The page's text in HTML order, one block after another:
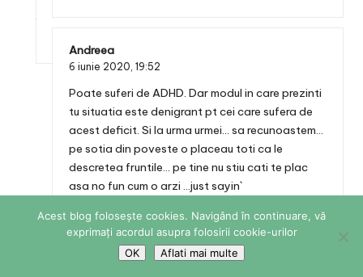
Andreea
6 iunie 2020, 19:52
Poate suferi de ADHD. Dar modul in care prezinti
tu situatia este denigrant pt cei care sufera de
acest deficit. Si la urma urmei… sa recunoastem…
pe sotia din poveste o placeau toti ca le
descretea fruntile… pe tine nu stiu cati te plac
asa no fun cum o arzi …just sayin`
01:00
Acest blog folosește cookies. Navigând în continuare, vă
exprimați acordul asupra folosirii cookie-urilor
OK
Aflati mai multe